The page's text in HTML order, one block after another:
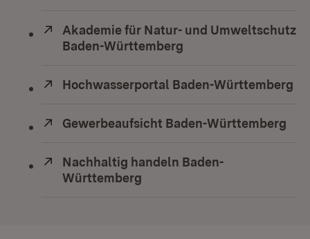
Extern:
Akademie für Natur- und Umweltschutz
Baden-Württemberg
Extern:
Hochwasserportal Baden-Württemberg
Extern:
Gewerbeaufsicht Baden-Württemberg
Extern:
Nachhaltig handeln Baden-
Württemberg